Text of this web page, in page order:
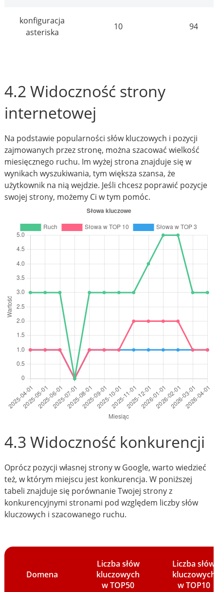
konfiguracja
asteriska
10 94
4.2 Widoczność strony
internetowej
Na podstawie popularności słów kluczowych i pozycji
zajmowanych przez stronę, można szacować wielkość
miesięcznego ruchu. Im wyżej strona znajduje się w
wynikach wyszukiwania, tym większa szansa, że
użytkownik na nią wejdzie. Jeśli chcesz poprawić pozycje
swojej strony, możemy Ci w tym pomóc.
4.3 Widoczność konkurencji
Oprócz pozycji własnej strony w Google, warto wiedzieć
też, w którym miejscu jest konkurencja. W poniższej
tabeli znajduje się porównanie Twojej strony z
konkurencyjnymi stronami pod względem liczby słów
kluczowych i szacowanego ruchu.
Domena
Liczba słów
kluczowych
w TOP50
Liczba słów
kluczowych
w TOP10